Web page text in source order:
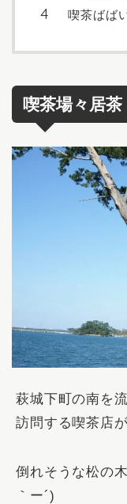
喫茶ばば
喫茶場々居茶
萩城下町の南を
訪問する喫茶店
倒れそうな松の
｀ー´)